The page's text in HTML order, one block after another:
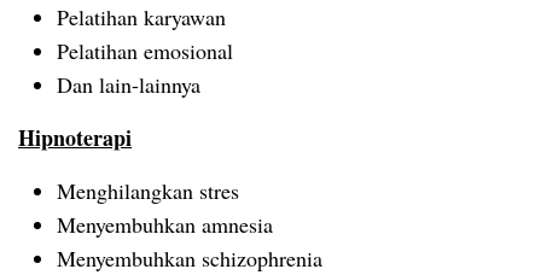
Pelatihan karyawan
Pelatihan emosional
Dan lain-lainnya
Hipnoterapi
Menghilangkan stres
Menyembuhkan amnesia
Menyembuhkan schizophrenia